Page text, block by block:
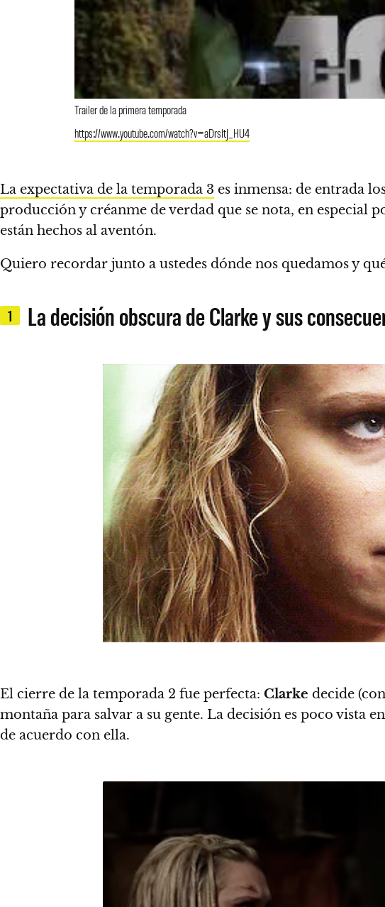
Trailer de la primera temporada
https://www.youtube.com/watch?v=aDrsItJ_HU4
La expectativa de la temporada 3 es inmensa: de entrada
producción y créanme de verdad que se nota, en especial
están hechos al aventón.
Quiero recordar junto a ustedes dónde nos quedamos y
1 La decisión obscura de Clarke y sus
El cierre de la temporada 2 fue perfecta: Clarke decide
montaña para salvar a su gente. La decisión es poco vista
de acuerdo con ella.